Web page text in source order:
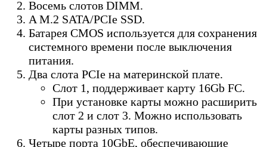
Восемь слотов DIMM.
A M.2 SATA/PCIe SSD.
Батарея CMOS используется для сохранения
системного времени после выключения
питания.
Два слота PCIe на материнской плате.
Слот 1, поддерживает карту 16Gb FC.
При установке карты можно расширить
слот 2 и слот 3. Можно использовать
карты разных типов.
Четыре порта 10GbE, обеспечивающие